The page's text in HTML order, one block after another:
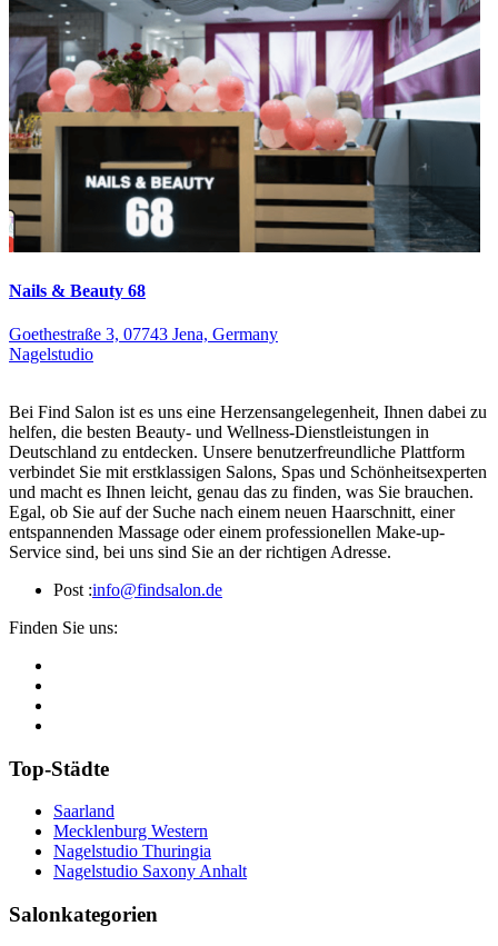
Nails & Beauty 68
Goethestraße 3, 07743 Jena, Germany
Nagelstudio
Bei Find Salon ist es uns eine Herzensangelegenheit, Ihnen dabei zu
helfen, die besten Beauty- und Wellness-Dienstleistungen in
Deutschland zu entdecken. Unsere benutzerfreundliche Plattform
verbindet Sie mit erstklassigen Salons, Spas und Schönheitsexperten
und macht es Ihnen leicht, genau das zu finden, was Sie brauchen.
Egal, ob Sie auf der Suche nach einem neuen Haarschnitt, einer
entspannenden Massage oder einem professionellen Make-up-
Service sind, bei uns sind Sie an der richtigen Adresse.
Post :info@findsalon.de
Finden Sie uns:
Top-Städte
Saarland
Mecklenburg Western
Nagelstudio Thuringia
Nagelstudio Saxony Anhalt
Salonkategorien